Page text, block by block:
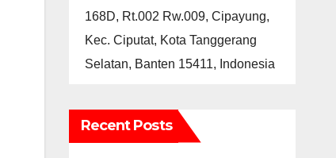
168D, Rt.002 Rw.009, Cipayung,
Kec. Ciputat, Kota Tanggerang
Selatan, Banten 15411, Indonesia
Recent Posts